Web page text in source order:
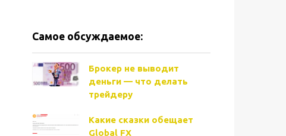
Самое обсуждаемое:
Брокер не выводит
деньги — что делать
трейдеру
Какие сказки обещает
Global FX